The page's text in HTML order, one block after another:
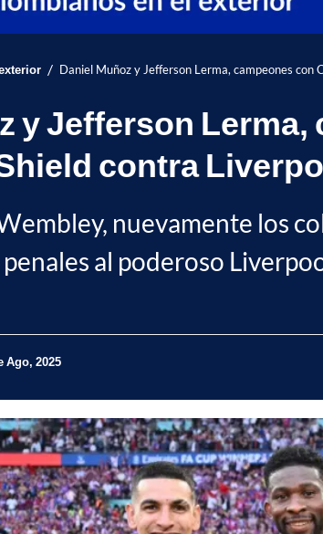
/ Daniel Muñoz y Jefferson Lerma, campeones
y Jefferson
contra
nuevamente los
al poderoso
Ago, 2025